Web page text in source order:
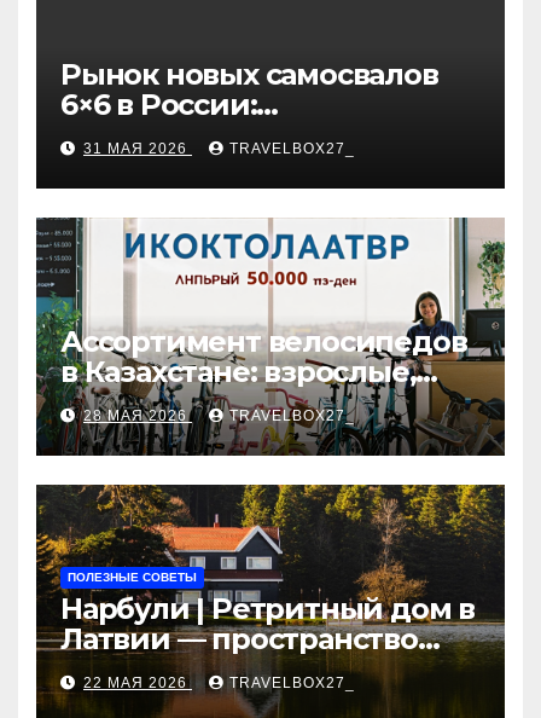
Рынок новых самосвалов
6×6 в России:
характеристики и цены
31 МАЯ 2026 TRAVELBOX27_
Ассортимент велосипедов
в Казахстане: взрослые,
детские и городские
модели, ценовые
категории и варианты
рассрочки
28 МАЯ 2026 TRAVELBOX27_
ПОЛЕЗНЫЕ СОВЕТЫ
Нарбули | Ретритный дом в
Латвии — пространство
для саморазвития и
восстановления
22 МАЯ 2026 TRAVELBOX27_